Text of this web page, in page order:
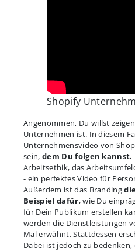
Shopify
Angenommen, Du willst
Unternehmen ist. In diesem
Unternehmensvideo von
sein, dem Du folgen kannst.
Arbeitsethik, das
- ein perfektes Video für
Außerdem ist das Branding
Beispiel dafür, wie Du
für Dein Publikum erstellen
werden die Dienstleistungen
Mal erwähnt. Stattdessen
Dabei ist jedoch zu bedenken,